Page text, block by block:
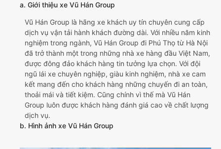
a. Giới thiệu xe Vũ Hán Group
Vũ Hán Group là hãng xe khách uy tín chuyên cung cấp
dịch vụ vận tải hành khách đường dài. Với nhiều năm kinh
nghiệm trong ngành, Vũ Hán Group đi Phú Thọ từ Hà Nội
đã trở thành một trong những nhà xe hàng đầu Việt Nam,
được đông đảo khách hàng tin tưởng lựa chọn. Với đội
ngũ lái xe chuyên nghiệp, giàu kinh nghiệm, nhà xe cam
kết mang đến cho khách hàng những chuyến đi an toàn,
thoải mái và tiết kiệm. Cũng chính vì thế mà Vũ Hán
Group luôn được khách hàng đánh giá cao về chất lượng
dịch vụ.
b. Hình ảnh xe Vũ Hán Group